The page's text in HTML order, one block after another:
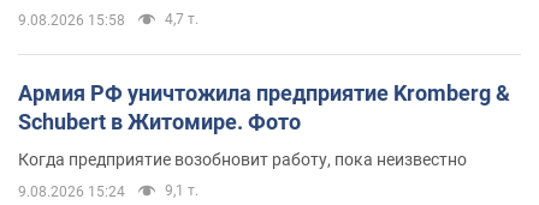
9.08.2026 15:58 4,7 т.
Армия РФ уничтожила предприятие Kromberg &
Schubert в Житомире. Фото
Когда предприятие возобновит работу, пока неизвестно
9.08.2026 15:24 9,1 т.